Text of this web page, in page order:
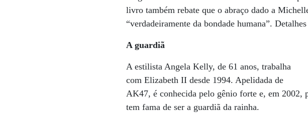
livro também rebate que o abraço dado a
“verdadeiramente da bondade humana”.
A guardiã
A estilista Angela Kelly, de 61 anos, trabalha
com Elizabeth II desde 1994. Apelidada de
AK47, é conhecida pelo gênio forte e, em 2002,
tem fama de ser a guardiã da rainha.